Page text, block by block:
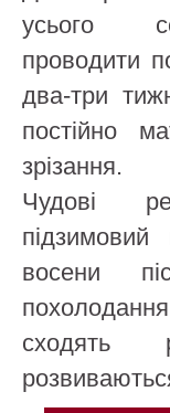
усього
проводити
два-три
постійно
зрізання.
Чудові
підзимовий
восени